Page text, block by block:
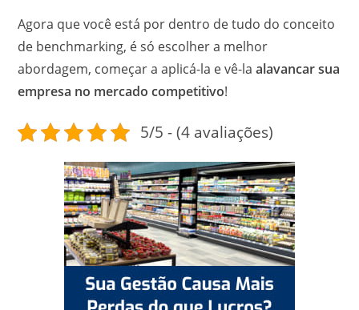
Agora que você está por dentro de tudo do conceito
de benchmarking, é só escolher a melhor
abordagem, começar a aplicá-la e vê-laalavancar sua
empresa no mercado competitivo!
5/5 - (4 avaliações)